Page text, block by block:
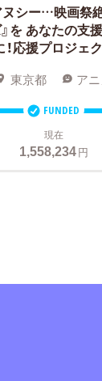
ヌシー…映画祭
をあなたの支
！応援プロジェ
東京都 ア
FUNDED
現在
1,558,234円